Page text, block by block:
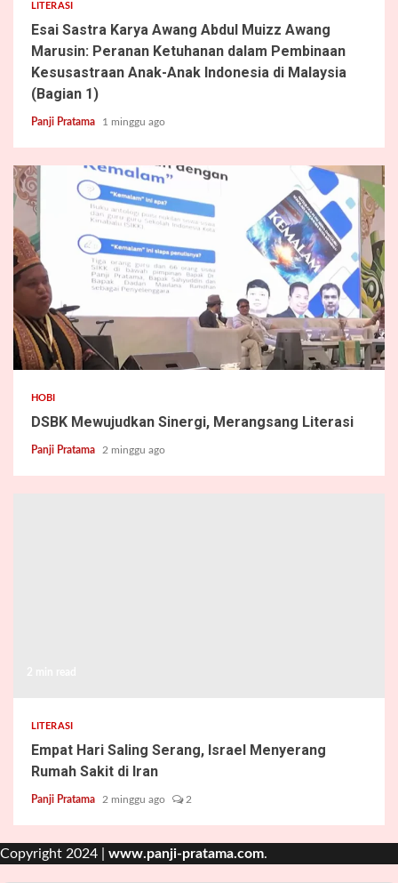
LITERASI
Esai Sastra Karya Awang Abdul Muizz Awang
Marusin: Peranan Ketuhanan dalam Pembinaan
Kesusastraan Anak-Anak Indonesia di Malaysia
(Bagian 1)
Panji Pratama 1 minggu ago
2 min read
HOBI
DSBK Mewujudkan Sinergi, Merangsang Literasi
Panji Pratama 2 minggu ago
LITERASI
Empat Hari Saling Serang, Israel Menyerang
Rumah Sakit di Iran
Panji Pratama 2 minggu ago 2
Copyright 2024 | www.panji-pratama.com.